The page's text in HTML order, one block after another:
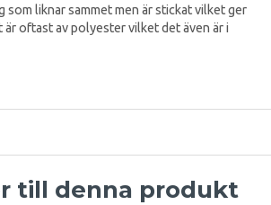
som liknar sammet men är stickat vilket ger
oftast av polyester vilket det även är i
till denna produkt